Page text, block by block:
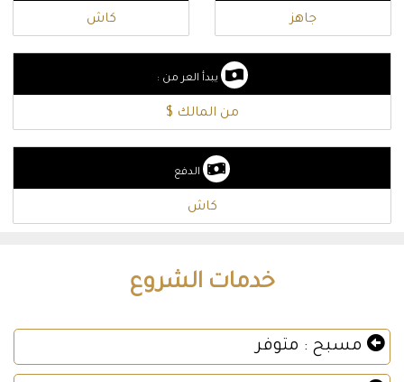
جاهز كاش
يبدأ العر من :
من المالك $
الدفع
كاش
خدمات الشروع
مسبح : متوفر